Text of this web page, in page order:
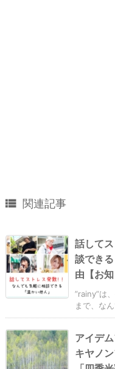
 関連記事
話して
談でき
由【お知
”rainy”は
まで、な
アイデ
キヤノ